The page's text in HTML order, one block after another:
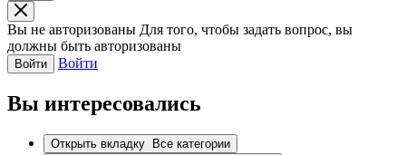
Вы не авторизованы Для того, чтобы задать вопрос, вы
должны быть авторизованы
Войти Войти
Вы интересовались
Открыть вкладку
Все категории